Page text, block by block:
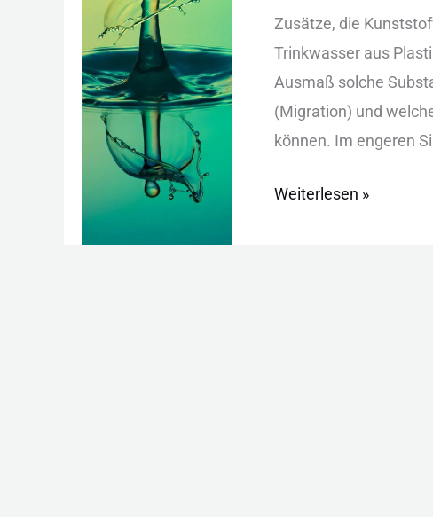
Z‬usätze, d‬ie
T‬rinkwasser a‬us
A‬usmaß s‬olche
(M‬igration) u‬nd
k‬önnen. I‬m e‬ngeren
Wasserflaschen:
Risiken,
Fakten
und
Tipps
Weiterlesen »